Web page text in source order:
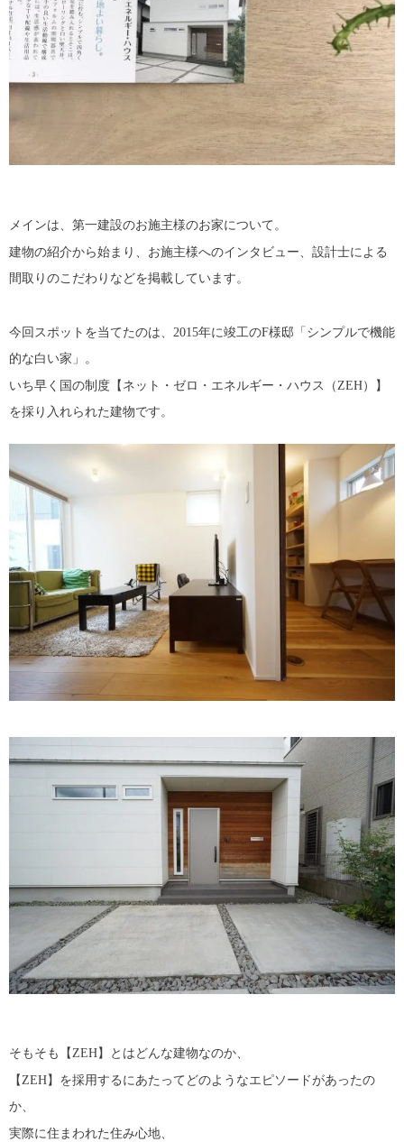
メインは、第一建設のお施主様のお家について。
建物の紹介から始まり、お施主様へのインタビュー、設計士による
間取りのこだわりなどを掲載しています。
今回スポットを当てたのは、2015年に竣工のF様邸「シンプルで機能
的な白い家」。
いち早く国の制度【ネット・ゼロ・エネルギー・ハウス（ZEH）】
を採り入れられた建物です。
そもそも【ZEH】とはどんな建物なのか、
【ZEH】を採用するにあたってどのようなエピソードがあったの
か、
実際に住まわれた住み心地、